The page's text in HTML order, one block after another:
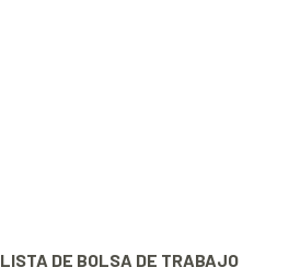
LISTA DE BOLSA DE TRABAJO